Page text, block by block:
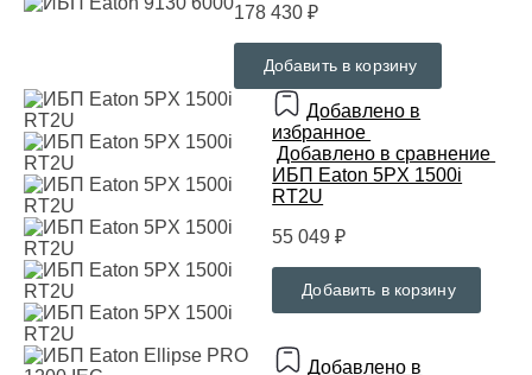
178 430 ₽
Добавить в корзину
Добавлено в
избранное
Добавлено в сравнение
ИБП Eaton 5PX 1500i
RT2U
55 049 ₽
Добавить в корзину
Добавлено в